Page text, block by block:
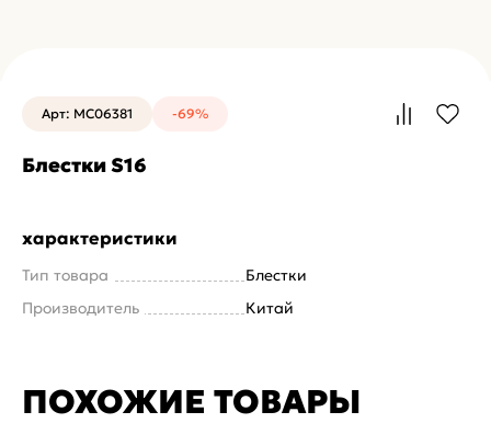
Арт: MC06381 -69%
Блестки S16
характеристики
Тип товара
Блестки
Производитель
Китай
ПОХОЖИЕ ТОВАРЫ